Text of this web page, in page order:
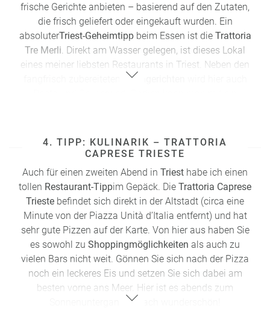
frische Gerichte anbieten – basierend auf den Zutaten,
die frisch geliefert oder eingekauft wurden. Ein
absoluterTriest-Geheimtippbeim Essen ist die Trattoria
Tre Merli. Direkt am Wasser gelegen, ist dieses Lokal
eines meiner liebsten Restaurants in Triest Neben den
Fischgerichten
empfiehlt sich in jedem Fall, einen Tisch zu reservieren,
da insbesondere die Plätze auf der Terrasse mit
Meerblick natürlich sehr begehrt sind.
Adresse: Viale Miramare 44, 34136 Triest
4. TIPP: KULINARIK – TRATTORIA
CAPRESE TRIESTE
Auch für einen zweiten Abend in Triest habe ich einen
tollen Restaurant-Tippim Gepäck. Die Trattoria Caprese
Trieste befindet sich direkt in der Altstadt (circa eine
Minute von der Piazza Unità d’Italia entfernt) und hat
sehr gute Pizzen auf der Karte. Von hier aus haben Sie
es sowohl zu Shoppingmöglichkeiten als auch zu
vielen Bars nicht weit. Gönnen Sie sich nach der Pizza
noch ein leckeres Eis und setzen Sie sich dabei am
besten vorne ans Meer. Hier ist es abends zum
Sonnenuntergang einfach wunderschön!